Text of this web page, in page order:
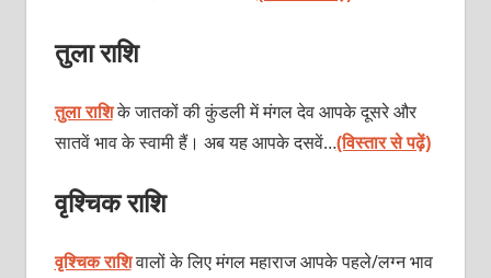
तुला राशि
तुला राशिके जातकों की कुंडली में मंगल देव आपके दूसरे और
सातवें भाव के स्वामी हैं। अब यह आपके दसवें…(विस्तार से पढ़ें)
वृश्चिक राशि
वृश्चिक राशिवालों के लिए मंगल महाराज आपके पहले/लग्न भाव